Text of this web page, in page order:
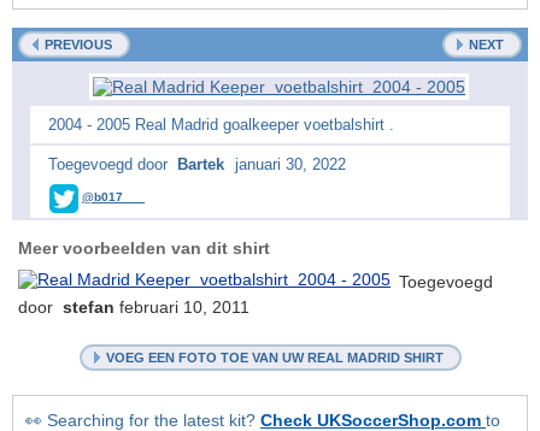
PREVIOUS NEXT
2004 - 2005 Real Madrid goalkeeper voetbalshirt .
Toegevoegd door Bartek januari 30, 2022
@b017___
Meer voorbeelden van dit shirt
Toegevoegd
door stefan februari 10, 2011
VOEG EEN FOTO TOE VAN UW REAL MADRID SHIRT
👀 Searching for the latest kit? Check UKSoccerShop.com to